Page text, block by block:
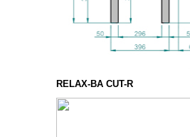
RELAX-BA CUT-R